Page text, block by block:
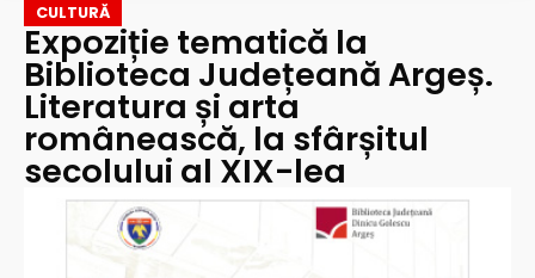
CULTURĂ
Expoziție tematică la
Biblioteca Județeană Argeș.
Literatura și arta
românească, la sfârșitul
secolului al XIX-lea